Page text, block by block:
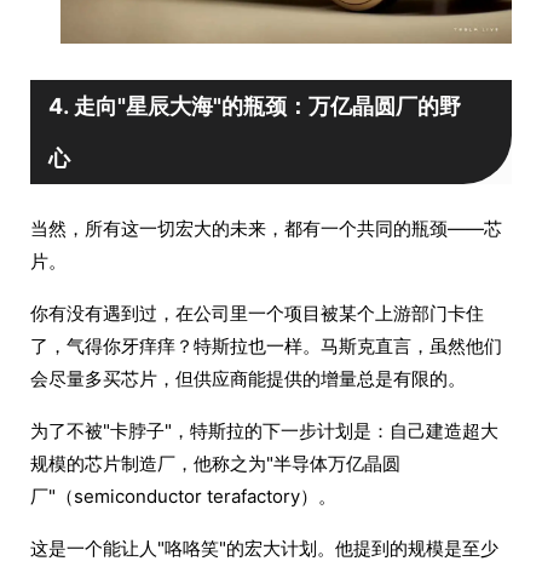
4. 走向"星辰大海"的瓶颈：万亿晶圆厂的野
心
当然，所有这一切宏大的未来，都有一个共同的瓶颈——芯
片。
你有没有遇到过，在公司里一个项目被某个上游部门卡住
了，气得你牙痒痒？特斯拉也一样。马斯克直言，虽然他们
会尽量多买芯片，但供应商能提供的增量总是有限的。
为了不被"卡脖子"，特斯拉的下一步计划是：自己建造超大
规模的芯片制造厂，他称之为"半导体万亿晶圆
厂"（semiconductor terafactory）。
这是一个能让人"咯咯笑"的宏大计划。他提到的规模是至少